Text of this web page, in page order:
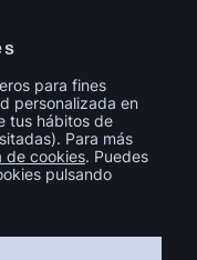
para fines
personalizada en
tus hábitos de
Para más
de cookies. Puedes
pulsando